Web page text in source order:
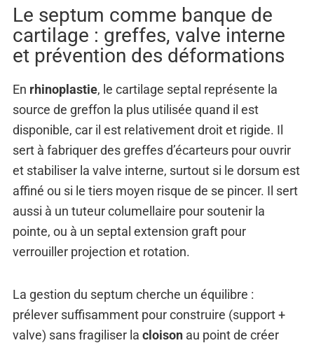
Le septum comme banque de
cartilage : greffes, valve interne
et prévention des déformations
En rhinoplastie, le cartilage septal représente la
source de greffon la plus utilisée quand il est
disponible, car il est relativement droit et rigide. Il
sert à fabriquer des greffes d’écarteurs pour ouvrir
et stabiliser la valve interne, surtout si le dorsum est
affiné ou si le tiers moyen risque de se pincer. Il sert
aussi à un tuteur columellaire pour soutenir la
pointe, ou à un septal extension graft pour
verrouiller projection et rotation.
La gestion du septum cherche un équilibre :
prélever suffisamment pour construire (support +
valve) sans fragiliser la cloisonau point de créer